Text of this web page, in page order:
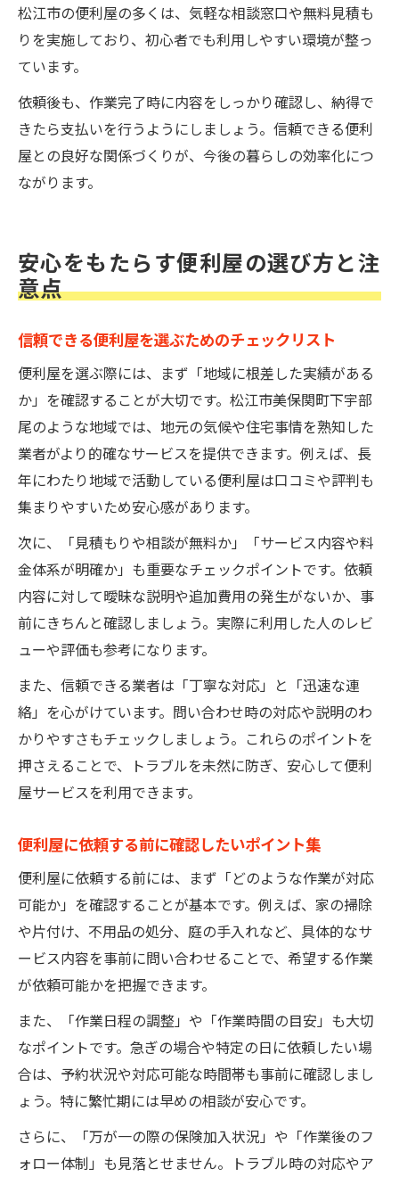
松江市の便利屋の多くは、気軽な相談窓口や無料見積も
りを実施しており、初心者でも利用しやすい環境が整っ
ています。
依頼後も、作業完了時に内容をしっかり確認し、納得で
きたら支払いを行うようにしましょう。信頼できる便利
屋との良好な関係づくりが、今後の暮らしの効率化につ
ながります。
安心をもたらす便利屋の選び方と注
意点
信頼できる便利屋を選ぶためのチェックリスト
便利屋を選ぶ際には、まず「地域に根差した実績がある
か」を確認することが大切です。松江市美保関町下宇部
尾のような地域では、地元の気候や住宅事情を熟知した
業者がより的確なサービスを提供できます。例えば、長
年にわたり地域で活動している便利屋は口コミや評判も
集まりやすいため安心感があります。
次に、「見積もりや相談が無料か」「サービス内容や料
金体系が明確か」も重要なチェックポイントです。依頼
内容に対して曖昧な説明や追加費用の発生がないか、事
前にきちんと確認しましょう。実際に利用した人のレビ
ューや評価も参考になります。
また、信頼できる業者は「丁寧な対応」と「迅速な連
絡」を心がけています。問い合わせ時の対応や説明のわ
かりやすさもチェックしましょう。これらのポイントを
押さえることで、トラブルを未然に防ぎ、安心して便利
屋サービスを利用できます。
便利屋に依頼する前に確認したいポイント集
便利屋に依頼する前には、まず「どのような作業が対応
可能か」を確認することが基本です。例えば、家の掃除
や片付け、不用品の処分、庭の手入れなど、具体的なサ
ービス内容を事前に問い合わせることで、希望する作業
が依頼可能かを把握できます。
また、「作業日程の調整」や「作業時間の目安」も大切
なポイントです。急ぎの場合や特定の日に依頼したい場
合は、予約状況や対応可能な時間帯も事前に確認しまし
ょう。特に繁忙期には早めの相談が安心です。
さらに、「万が一の際の保険加入状況」や「作業後のフ
ォロー体制」も見落とせません。トラブル時の対応やア